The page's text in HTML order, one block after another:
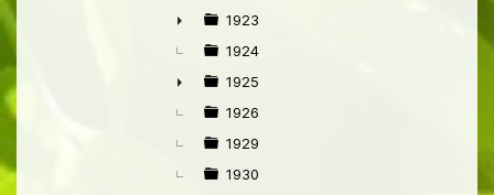
►
1923
1924
►
1925
1926
1929
1930